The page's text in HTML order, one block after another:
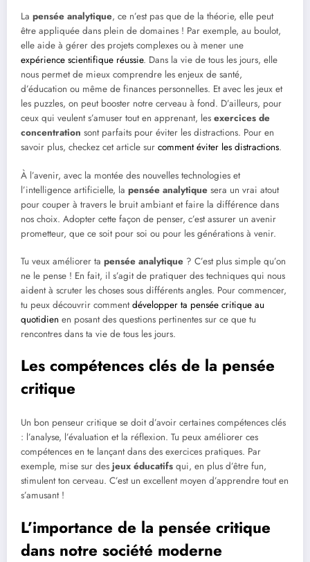
La pensée analytique, ce n’est pas que de la théorie, elle peut
être appliquée dans plein de domaines ! Par exemple, au boulot,
elle aide à gérer des projets complexes ou à mener une
expérience scientifique réussie. Dans la vie de tous les jours, elle
nous permet de mieux comprendre les enjeux de santé,
d’éducation ou même de finances personnelles. Et avec les jeux et
les puzzles, on peut booster notre cerveau à fond. D’ailleurs, pour
ceux qui veulent s’amuser tout en apprenant, les exercices de
concentration sont parfaits pour éviter les distractions. Pour en
savoir plus, checkez cet article sur comment éviter les distractions.
À l’avenir, avec la montée des nouvelles technologies et
l’intelligence artificielle, la pensée analytique sera un vrai atout
pour couper à travers le bruit ambiant et faire la différence dans
nos choix. Adopter cette façon de penser, c’est assurer un avenir
prometteur, que ce soit pour soi ou pour les générations à venir.
Tu veux améliorer ta pensée analytique ? C’est plus simple qu’on
ne le pense ! En fait, il s’agit de pratiquer des techniques qui nous
aident à scruter les choses sous différents angles. Pour commencer,
tu peux découvrir commentdévelopper ta pensée critique au
quotidien en posant des questions pertinentes sur ce que tu
rencontres dans ta vie de tous les jours.
Les compétences clés de la pensée
critique
Un bon penseur critique se doit d’avoir certaines compétences clés
: l’analyse, l’évaluation et la réflexion. Tu peux améliorer ces
compétences en te lançant dans des exercices pratiques. Par
exemple, mise sur des jeux éducatifs qui, en plus d’être fun,
stimulent ton cerveau. C’est un excellent moyen d’apprendre tout en
s’amusant !
L’importance de la pensée critique
dans notre société moderne